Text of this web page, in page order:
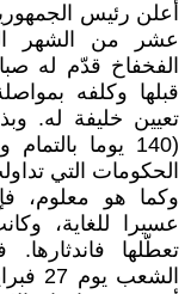
أعلن رئيس
عشر من الشهر
الفخفاخ قدّم له
قبلها وكلفه
تعيين خليفة له.
(140 يوما
الحكومات التي
وكما هو معلوم،
عسيرا للغاية،
تعطّلها
الشعب